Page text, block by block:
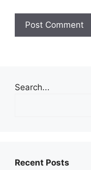
Search...
Recent Posts